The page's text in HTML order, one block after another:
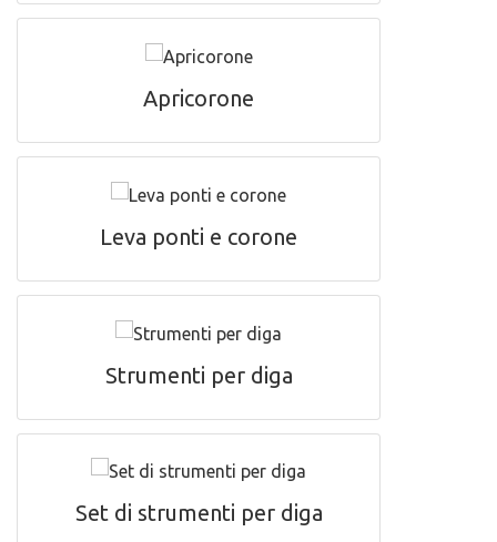
Apricorone
Leva ponti e corone
Strumenti per diga
Set di strumenti per diga